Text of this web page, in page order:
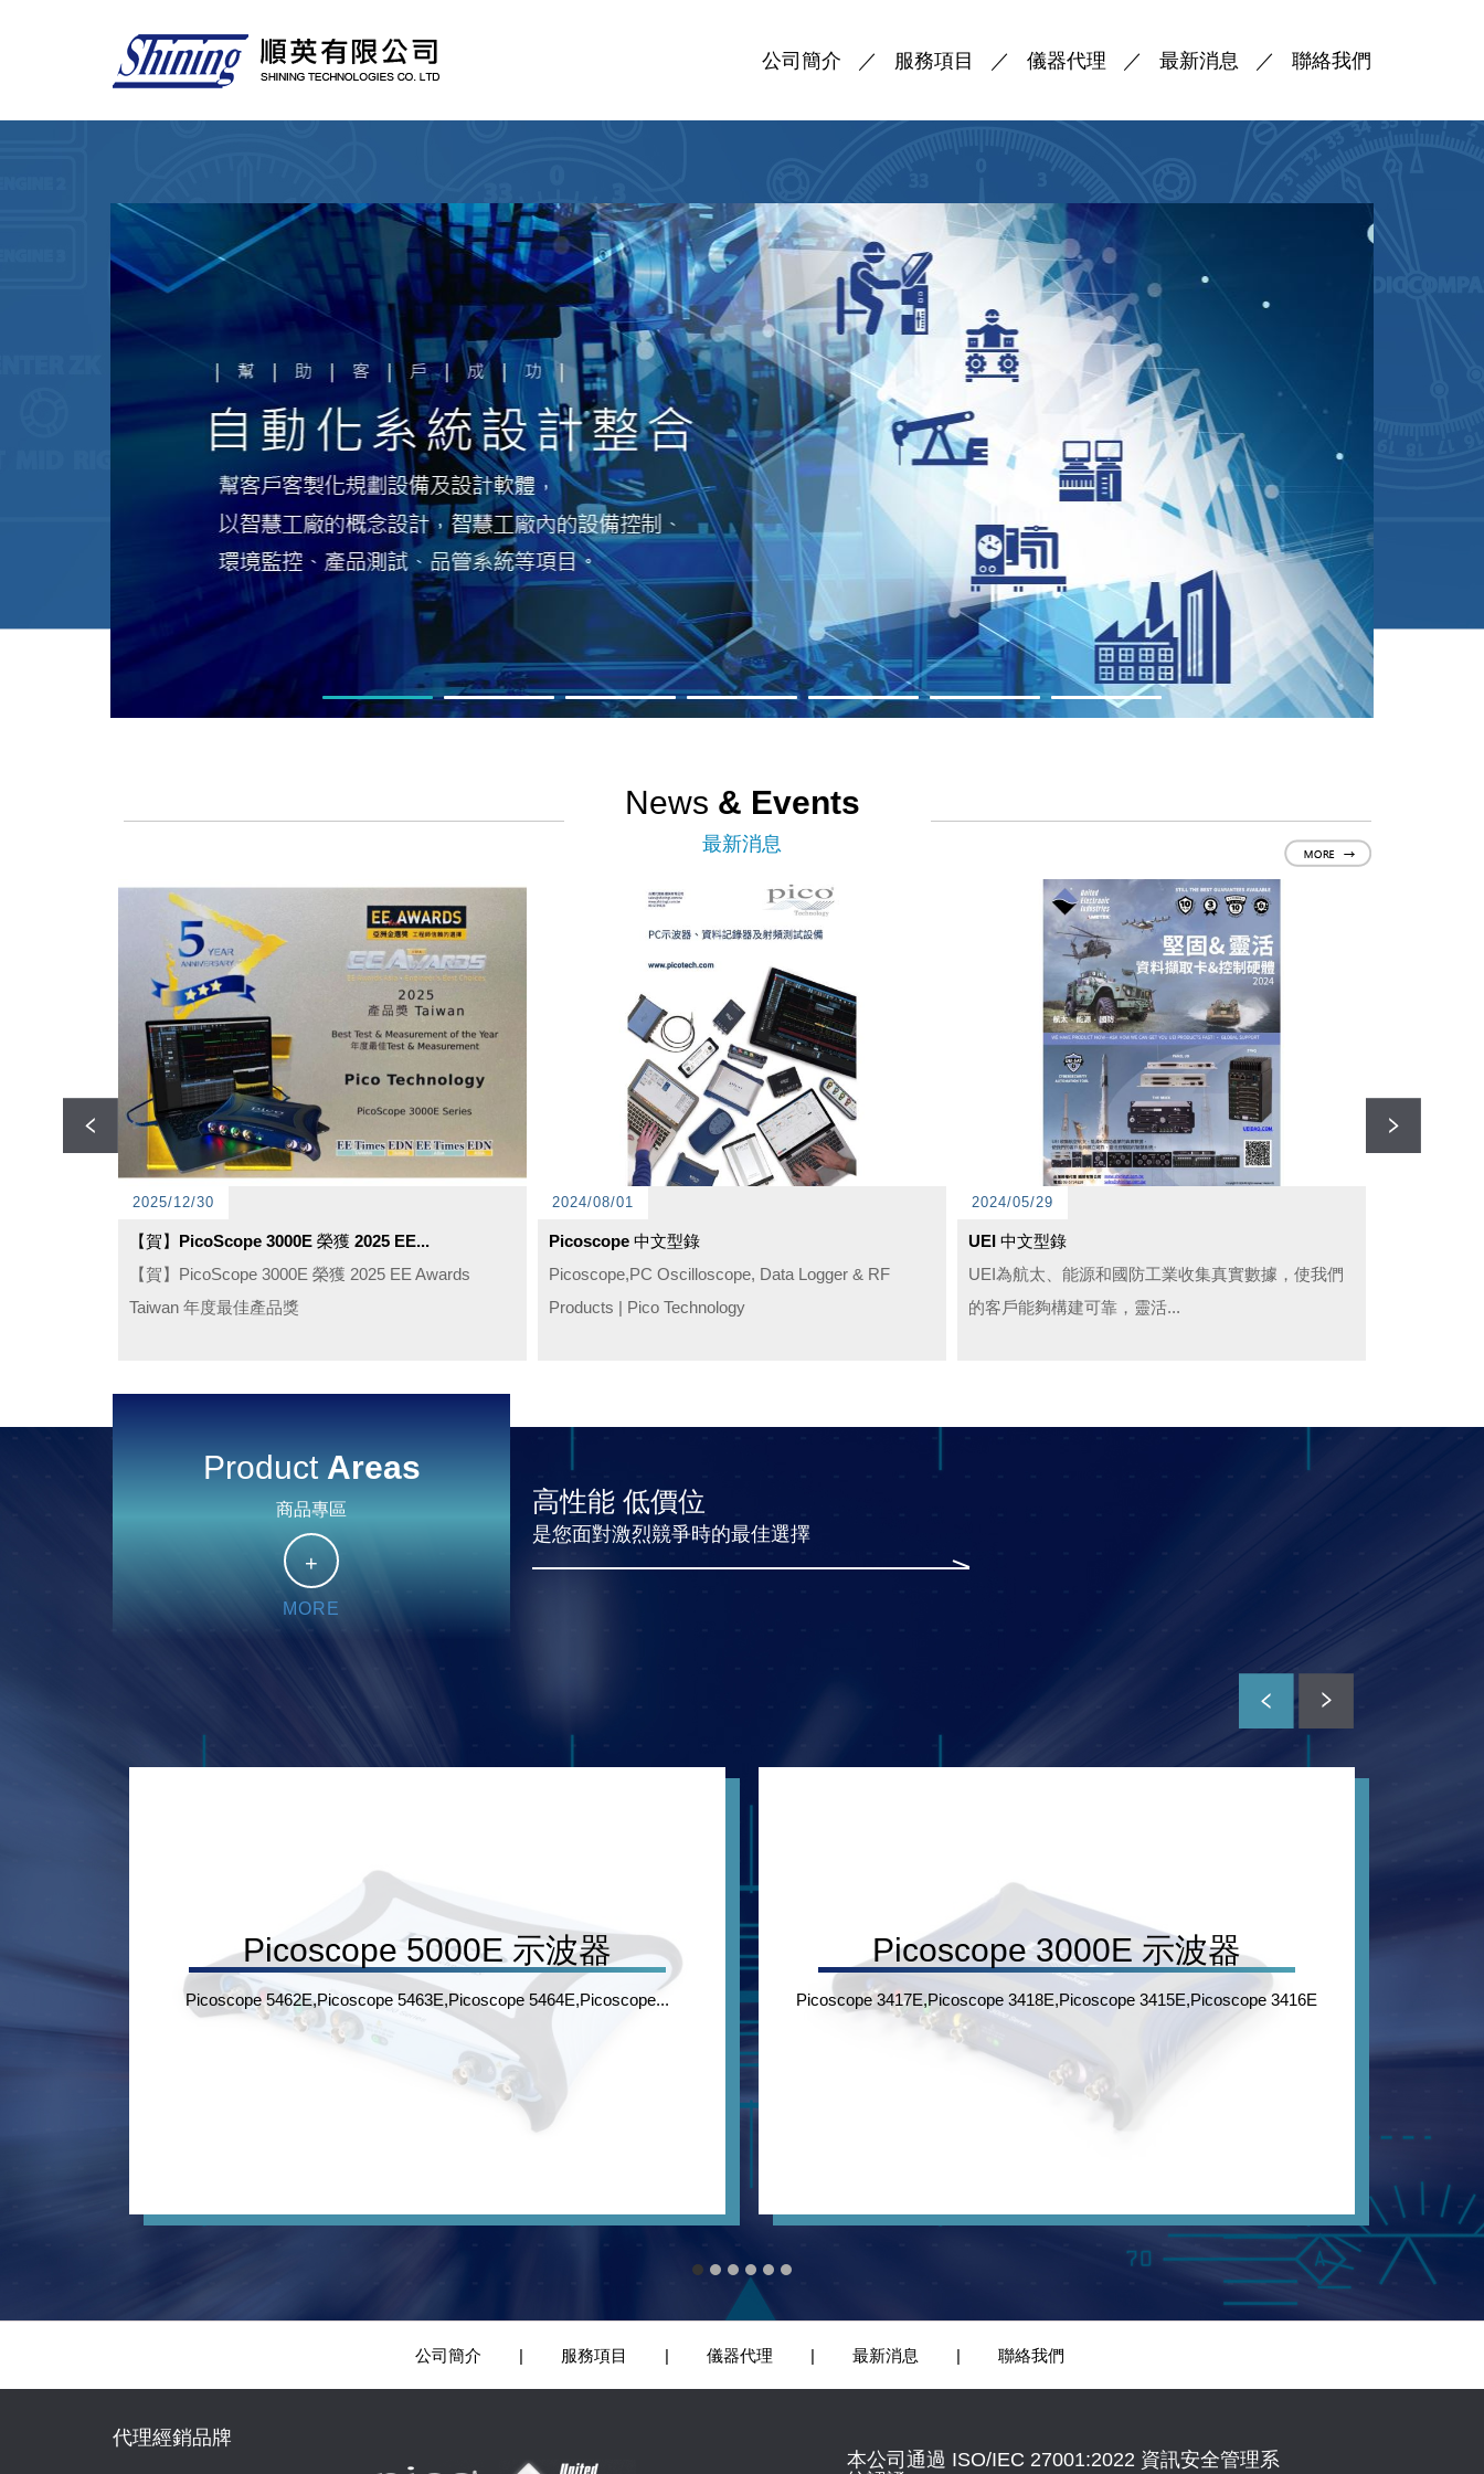
公司簡介 服務項目 儀器代理 最新消息 聯絡我們
News & Events
最新消息
2025/12/30
【賀】PicoScope 3000E 榮獲 2025 EE...
【賀】PicoScope 3000E 榮獲 2025 EE Awards
Taiwan 年度最佳產品獎
2024/08/01
Picoscope 中文型錄
Picoscope,PC Oscilloscope, Data Logger & RF
Products | Pico Technology
2024/05/29
UEI 中文型錄
UEI為航太、能源和國防工業收集真實數據，使我們
的客戶能夠構建可靠，靈活...
ProductAreas
商品專區
MORE
高性能 低價位
是您面對激烈競爭時的最佳選擇
Picoscope 5000E 示波器
Picoscope 5462E,Picoscope 5463E,Picoscope 5464E,Picoscope...
Picoscope 3000E 示波器
Picoscope 3417E,Picoscope 3418E,Picoscope 3415E,Picoscope 3416E
公司簡介 | 服務項目 | 儀器代理 | 最新消息 | 聯絡我們
代理經銷品牌
本公司通過 ISO/IEC 27001:2022 資訊安全管理系